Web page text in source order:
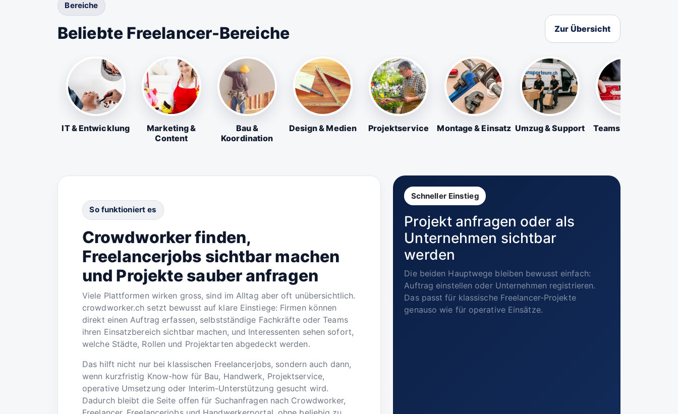
Bereiche
Beliebte Freelancer-Bereiche Zur Übersicht
IT & Entwicklung
Marketing &
Content
Bau &
Koordination
Design & Medien Projektservice Montage & Einsatz Umzug & Support Teams & Firmen
So funktioniert es
Crowdworker finden,
Freelancerjobs sichtbar machen
und Projekte sauber anfragen
Viele Plattformen wirken gross, sind im Alltag aber oft unübersichtlich.
crowdworker.ch setzt bewusst auf klare Einstiege: Firmen können
direkt einen Auftrag erfassen, selbstständige Fachkräfte oder Teams
ihren Einsatzbereich sichtbar machen, und Interessenten sehen sofort,
welche Städte, Rollen und Projektarten abgedeckt werden.
Das hilft nicht nur bei klassischen Freelancerjobs, sondern auch dann,
wenn kurzfristig Know-how für Bau, Handwerk, Projektservice,
operative Umsetzung oder Interim-Unterstützung gesucht wird.
Dadurch bleibt die Seite offen für Suchanfragen nach Crowdworker,
Schneller Einstieg
Projekt anfragen oder als
Unternehmen sichtbar
werden
Die beiden Hauptwege bleiben bewusst einfach:
Auftrag einstellen oder Unternehmen registrieren.
Das passt für klassische Freelancer-Projekte
genauso wie für operative Einsätze.